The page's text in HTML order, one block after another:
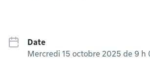
Date
Mercredi 15 octobre 2025 de 9 h